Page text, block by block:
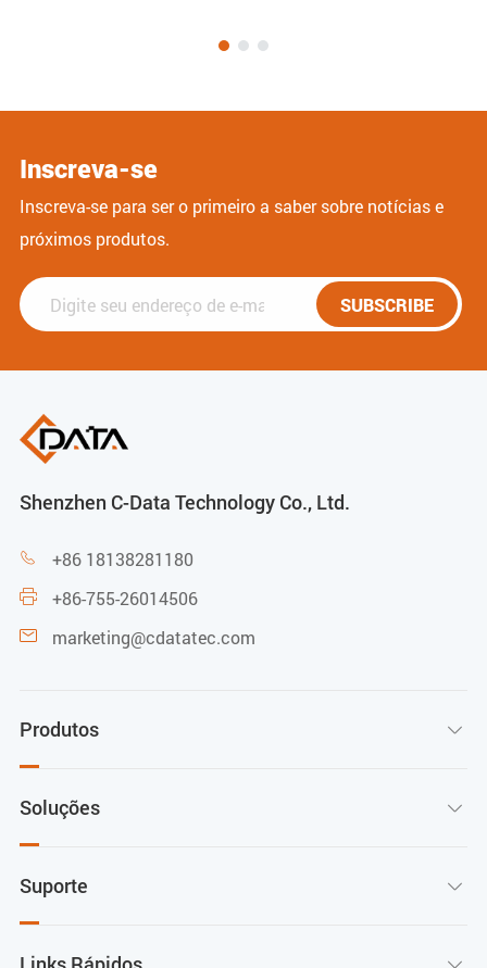
Inscreva-se
Inscreva-se para ser o primeiro a saber sobre notícias e
próximos produtos.
SUBSCRIBE
Shenzhen C-Data Technology Co., Ltd.
 +86 18138281180
 +86-755-26014506
 marketing@cdatatec.com
Produtos 
Soluções 
Suporte 